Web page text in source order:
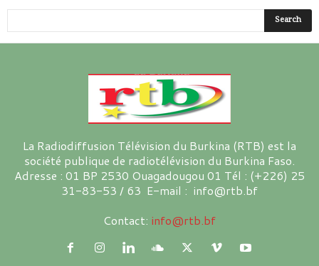
La Radiodiffusion Télévision du Burkina (RTB) est la
société publique de radiotélévision du Burkina Faso.
Adresse : 01 BP 2530 Ouagadougou 01 Tél : (+226) 25
31-83-53 / 63 E-mail : info@rtb.bf
Contact: info@rtb.bf